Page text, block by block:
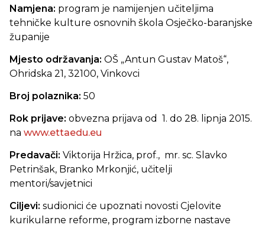
Namjena: program je namijenjen učiteljima
tehničke kulture osnovnih škola Osječko-baranjske
županije
Mjesto održavanja: OŠ „Antun Gustav Matoš“,
Ohridska 21, 32100, Vinkovci
Broj polaznika: 50
Rok prijave: obvezna prijava od 1. do 28. lipnja 2015.
na www.ettaedu.eu
Predavači: Viktorija Hržica, prof., mr. sc. Slavko
Petrinšak, Branko Mrkonjić, učitelji
mentori/savjetnici
Ciljevi: sudionici će upoznati novosti Cjelovite
kurikularne reforme, program izborne nastave